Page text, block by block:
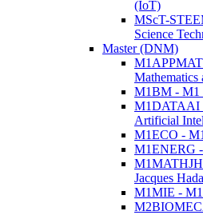
(IoT)
MScT-
Science
Master (DNM)
Mathematics
M1BM - M1
M1DATAAI
Artificial
M1ECO -
M1ENERG
Jacques
M1MIE -